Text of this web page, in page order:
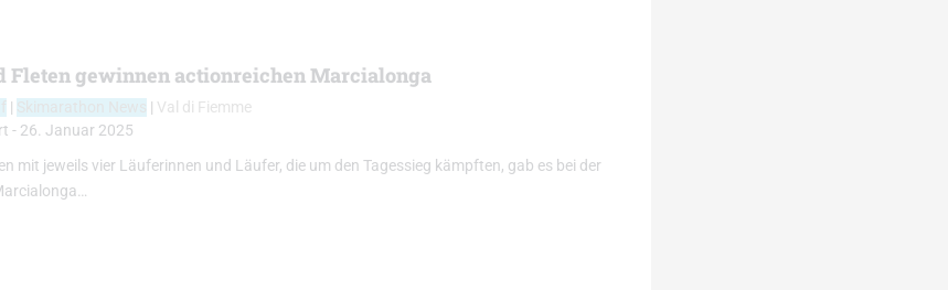
Fleten gewinnen actionreichen Marcialonga
| | Val di Fiemme
- 26. Januar 2025
mit jeweils vier Läuferinnen und Läufer, die um den Tagessieg kämpften, gab es bei der